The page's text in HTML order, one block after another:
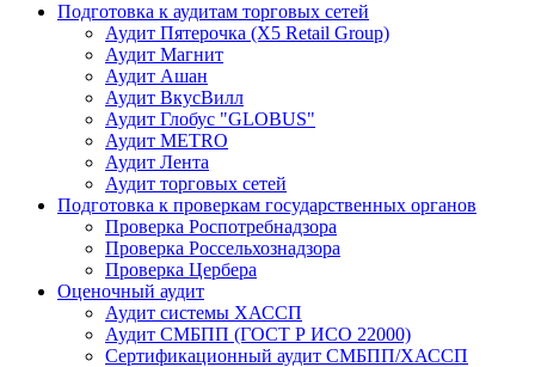
Подготовка к аудитам торговых сетей
Аудит Пятерочка (X5 Retail Group)
Аудит Магнит
Аудит Ашан
Аудит ВкусВилл
Аудит Глобус "GLOBUS"
Аудит METRO
Аудит Лента
Аудит торговых сетей
Подготовка к проверкам государственных органов
Проверка Роспотребнадзора
Проверка Россельхознадзора
Проверка Цербера
Оценочный аудит
Аудит системы ХАССП
Аудит СМБПП (ГОСТ Р ИСО 22000)
Сертификационный аудит СМБПП/ХАССП